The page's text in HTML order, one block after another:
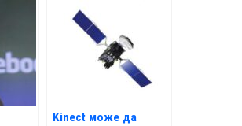
Kinect може да